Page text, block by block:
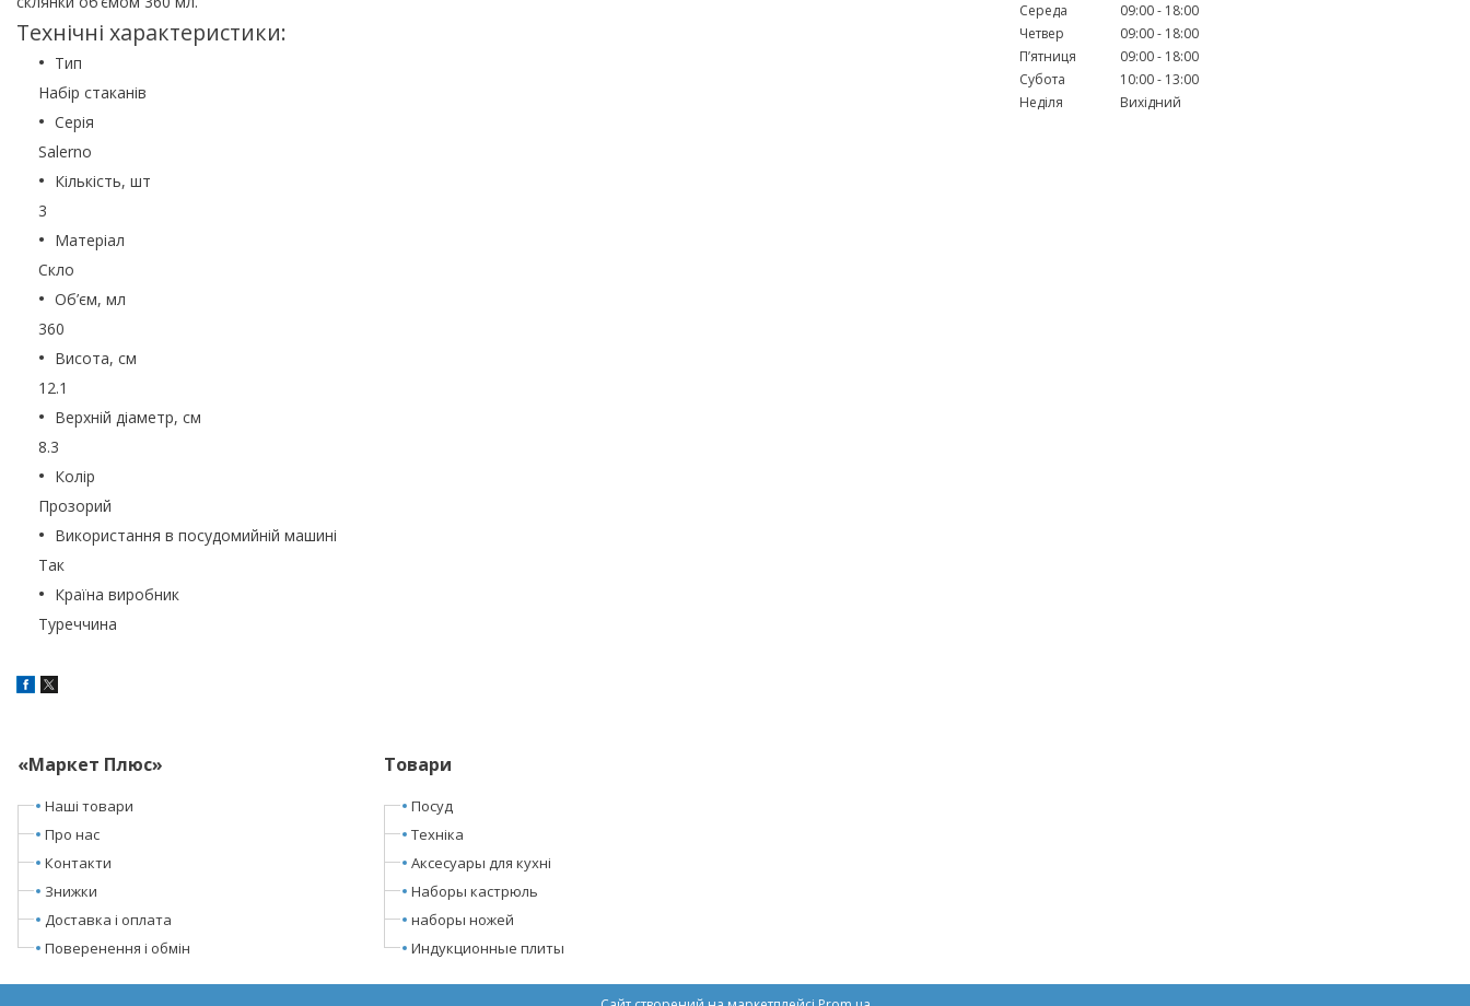
Технічні характеристики:
Тип
Набір стаканів
Серія
Salerno
Кількість, шт
3
Матеріал
Скло
Об’єм, мл
360
Висота, см
12.1
Верхній діаметр, см
8.3
Колір
Прозорий
Використання в посудомийній машині
Так
Країна виробник
Туреччина
Середа
09:00
18:00
Четвер
09:00
18:00
Пʼятниця
09:00
18:00
Субота
10:00
13:00
Неділя
Вихідний
«Маркет Плюс»
Наші товари
Про нас
Контакти
Знижки
Доставка і оплата
Поверенення і обмін
Товари
Посуд
Техніка
Аксесуары для кухні
Наборы кастрюль
наборы ножей
Индукционные плиты